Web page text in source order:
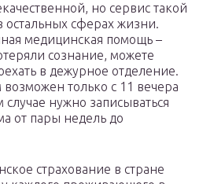
но сервис такой
сферах жизни.
медицинская помощь –
сознание, можете
в дежурное отделение.
только с 11 вечера
нужно записываться
от пары недель до
страхование в стране